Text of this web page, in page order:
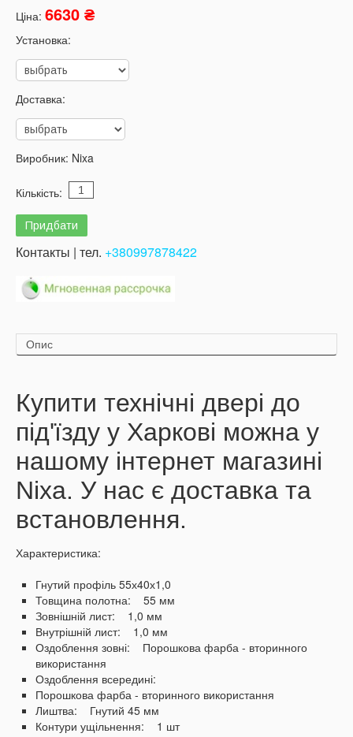
Ціна: 6630 ₴
Установка:
Доставка:
Виробник: Nixa
Кількість:
Контакты | тел. +380997878422
Опис
Купити технічні двері до
під'їзду у Харкові можна у
нашому інтернет магазині
Nixa. У нас є доставка та
встановлення.
Характеристика:
Гнутий профіль 55х40х1,0
Товщина полотна: 55 мм
Зовнішній лист: 1,0 мм
Внутрішній лист: 1,0 мм
Оздоблення зовні: Порошкова фарба - вторинного
використання
Оздоблення всередині:
Порошкова фарба - вторинного використання
Лиштва: Гнутий 45 мм
Контури ущільнення: 1 шт